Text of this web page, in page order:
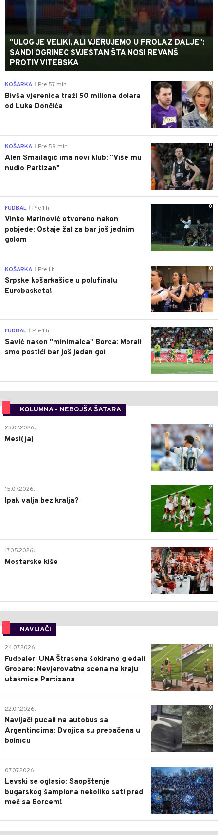
"ULOG JE VELIKI, ALI VJERUJEMO U PROLAZ DALJE":
SANDI OGRINEC SVJESTAN ŠTA NOSI REVANŠ
PROTIV VITEBSKA
0
KOŠARKA Pre 57 min
Bivša vjerenica traži 50 miliona dolara
od Luke Dončića
0
KOŠARKA Pre 59 min
Alen Smailagić ima novi klub: "Više mu
nudio Partizan"
0
FUDBAL Pre 1 h
Vinko Marinović otvoreno nakon
pobjede: Ostaje žal za bar još jednim
golom
0
KOŠARKA Pre 1 h
Srpske košarkašice u polufinalu
Eurobasketa!
0
FUDBAL Pre 1 h
Savić nakon "minimalca" Borca: Morali
smo postići bar još jedan gol
KOLUMNA - NEBOJŠA ŠATARA
0
23.07.2026.
Mesi(ja)
2
15.07.2026.
Ipak valja bez kralja?
0
17.05.2026.
Mostarske kiše
NAVIJAČI
0
24.07.2026.
Fudbaleri UNA Štrasena šokirano gledali
Grobare: Nevjerovatna scena na kraju
utakmice Partizana
0
22.07.2026.
Navijači pucali na autobus sa
Argentincima: Dvojica su prebačena u
bolnicu
1
07.07.2026.
Levski se oglasio: Saopštenje
bugarskog šampiona nekoliko sati pred
meč sa Borcem!